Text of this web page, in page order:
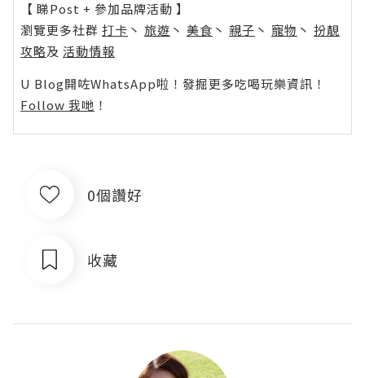
【 睇Post + 參加品牌活動 】
瀏覽更多社群 打卡 丶 旅遊 丶 美食 丶 親子 丶 寵物 丶 扮靚
攻略及 活動情報
U Blog開咗WhatsApp啦！發掘更多吃喝玩樂資訊！
Follow 我哋 ！
0個讚好
收藏